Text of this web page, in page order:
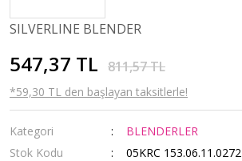
SILVERLINE BLENDER
547,37 TL 811,57 TL
*59,30 TL den başlayan taksitlerle!
Kategori
BLENDERLER
Stok Kodu
05KRC 153.06.11.0272